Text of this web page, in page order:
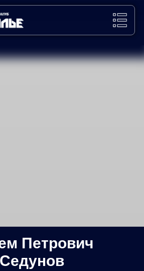
Петрович
Седунов